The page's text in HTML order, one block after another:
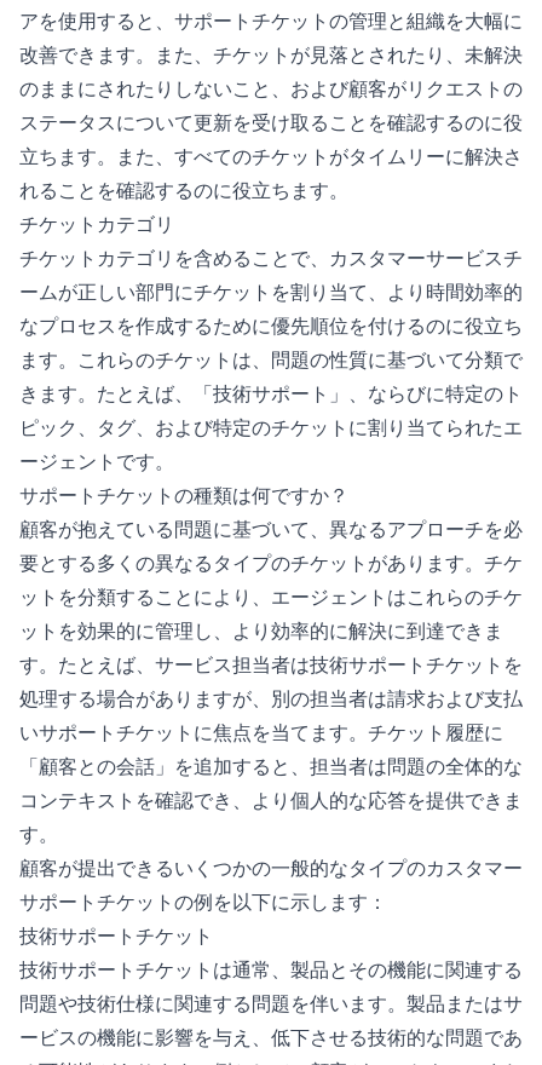
アを使用すると、サポートチケットの管理と組織を大幅に
改善できます。また、チケットが見落とされたり、未解決
のままにされたりしないこと、および顧客がリクエストの
ステータスについて更新を受け取ることを確認するのに役
立ちます。また、すべてのチケットがタイムリーに解決さ
れることを確認するのに役立ちます。
チケットカテゴリ
チケットカテゴリを含めることで、カスタマーサービスチ
ームが正しい部門にチケットを割り当て、より時間効率的
なプロセスを作成するために優先順位を付けるのに役立ち
ます。これらのチケットは、問題の性質に基づいて分類で
きます。たとえば、「技術サポート」、ならびに特定のト
ピック、タグ、および特定のチケットに割り当てられたエ
ージェントです。
サポートチケットの種類は何ですか？
顧客が抱えている問題に基づいて、異なるアプローチを必
要とする多くの異なるタイプのチケットがあります。チケ
ットを分類することにより、エージェントはこれらのチケ
ットを効果的に管理し、より効率的に解決に到達できま
す。たとえば、サービス担当者は技術サポートチケットを
処理する場合がありますが、別の担当者は請求および支払
いサポートチケットに焦点を当てます。チケット履歴に
「顧客との会話」を追加すると、担当者は問題の全体的な
コンテキストを確認でき、より個人的な応答を提供できま
す。
顧客が提出できるいくつかの一般的なタイプのカスタマー
サポートチケットの例を以下に示します：
技術サポートチケット
技術サポートチケットは通常、製品とその機能に関連する
問題や技術仕様に関連する問題を伴います。製品またはサ
ービスの機能に影響を与え、低下させる技術的な問題であ